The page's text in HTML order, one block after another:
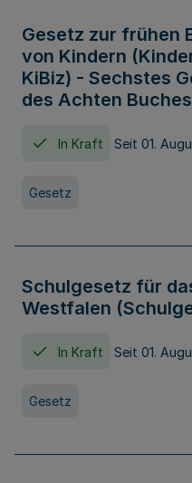
Gesetz zur frühen
von Kindern
KiBiz) - Sechstes
des Achten
In Kraft Seit 01.
Gesetz
Schulgesetz für
Westfalen
In Kraft Seit 01.
Gesetz